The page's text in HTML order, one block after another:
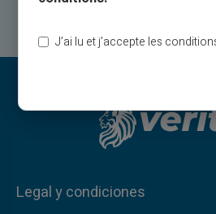
Legal y condiciones
J’ai lu et j’accepte les